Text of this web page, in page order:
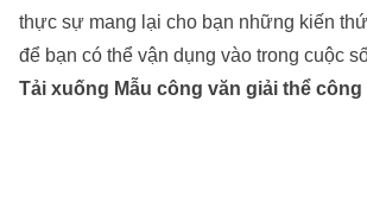
thực sự mang lại cho bạn những kiến
để bạn có thể vận dụng vào trong cuộc
Tải xuống Mẫu công văn giải thể